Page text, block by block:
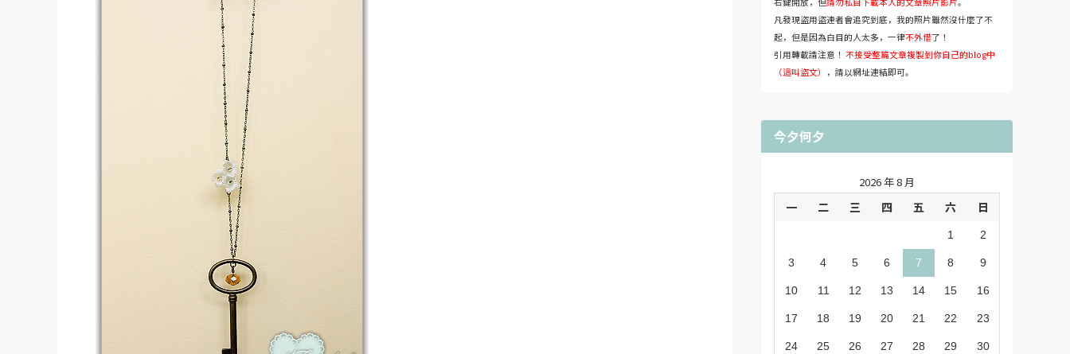
凡發現盜用盜連者會追究到底，我的照片雖然沒什麼了不
起，但是因為白目的人太多，一律不外借了！
引用轉載請注意！ 不接受整篇文章複製到你自己的blog中
（這叫盜文）
，請以網址連結即可。
今夕何夕
2026 年 8 月
一 二 三 四 五 六 日
1 2
3 4 5 6 7 8 9
10 11 12 13 14 15 16
17 18 19 20 21 22 23
24 25 26 27 28 29 30